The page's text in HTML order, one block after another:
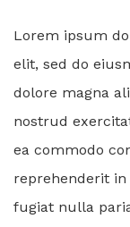
Lorem ipsum
elit, sed do
dolore magna
nostrud
ea commodo
reprehenderit
fugiat nulla